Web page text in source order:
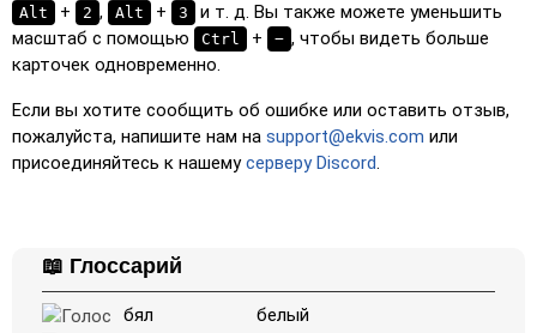
Alt + 2 , Alt + 3
и т. д. Вы также можете уменьшить
масштаб с помощью
Ctrl + − , чтобы видеть больше
карточек одновременно.
Если вы хотите сообщить об ошибке или оставить отзыв,
пожалуйста, напишите нам на support@ekvis.com или
присоединяйтесь к нашемусерверу Discord.
📖 Глоссарий
бял
белый